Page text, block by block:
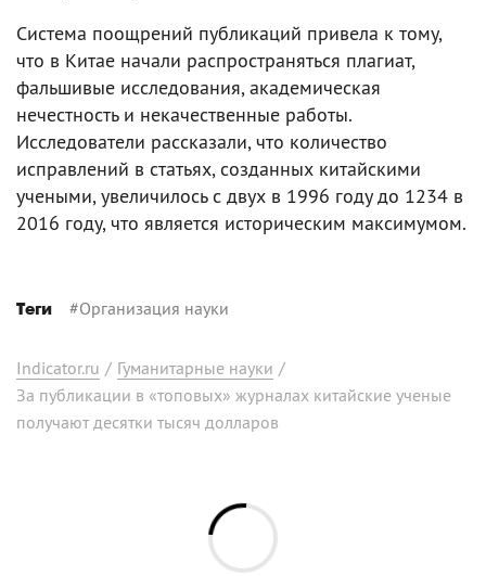
Система поощрений публикаций привела к тому,
что в Китае начали распространяться плагиат,
фальшивые исследования, академическая
нечестность и некачественные работы.
Исследователи рассказали, что количество
исправлений в статьях, созданных китайскими
учеными, увеличилось с двух в 1996 году до 1234 в
2016 году, что является историческим максимумом.
Теги #Организация науки
Indicator.ru / Гуманитарные науки /
За публикации в «топовых» журналах китайские ученые
получают десятки тысяч долларов